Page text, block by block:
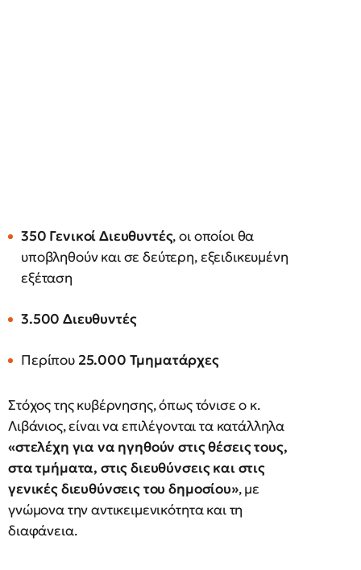
350 Γενικοί Διευθυντές, οι οποίοι θα
υποβληθούν και σε δεύτερη, εξειδικευμένη
εξέταση
3.500 Διευθυντές
Περίπου 25.000 Τμηματάρχες
Στόχος της κυβέρνησης, όπως τόνισε ο κ.
Λιβάνιος, είναι να επιλέγονται τα κατάλληλα
«στελέχη για να ηγηθούν στις θέσεις τους,
στα τμήματα, στις διευθύνσεις και στις
γενικές διευθύνσεις του δημοσίου», με
γνώμονα την αντικειμενικότητα και τη
διαφάνεια.